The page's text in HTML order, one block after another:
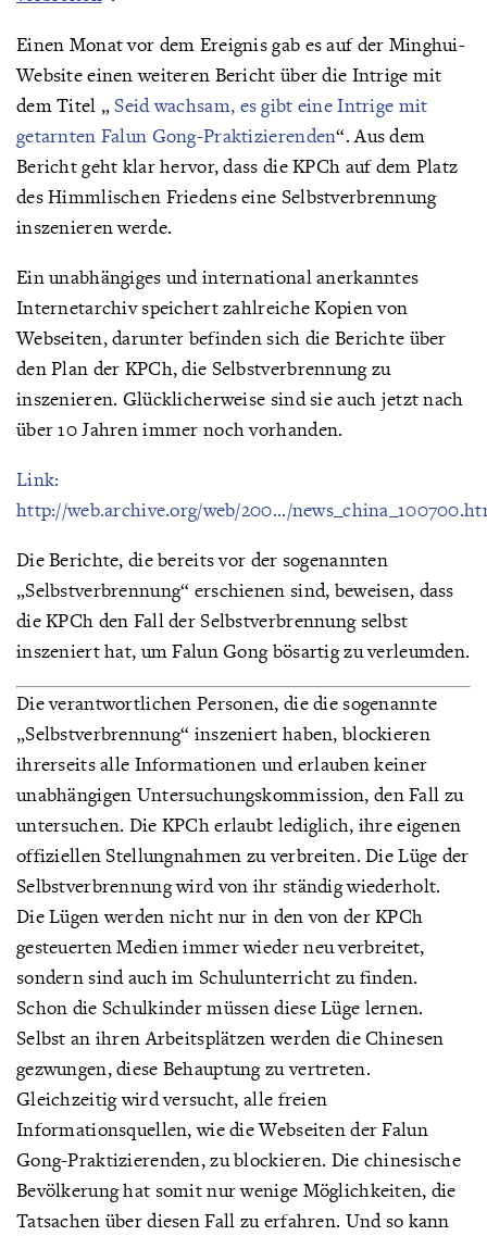
Einen Monat vor dem Ereignis gab es auf der Minghui-
Website einen weiteren Bericht über die Intrige mit
dem Titel „Seid wachsam, es gibt eine Intrige mit
getarnten Falun Gong-Praktizierenden“. Aus dem
Bericht geht klar hervor, dass die KPCh auf dem Platz
des Himmlischen Friedens eine Selbstverbrennung
inszenieren werde.
Ein unabhängiges und international anerkanntes
Internetarchiv speichert zahlreiche Kopien von
Webseiten, darunter befinden sich die Berichte über
den Plan der KPCh, die Selbstverbrennung zu
inszenieren. Glücklicherweise sind sie auch jetzt nach
über 10 Jahren immer noch vorhanden.
Link:
http://web.archive.org/web/200.../
Die Berichte, die bereits vor der sogenannten
„Selbstverbrennung“ erschienen sind, beweisen, dass
die KPCh den Fall der Selbstverbrennung selbst
inszeniert hat, um Falun Gong bösartig zu verleumden.
Die verantwortlichen Personen, die die sogenannte
„Selbstverbrennung“ inszeniert haben, blockieren
ihrerseits alle Informationen und erlauben keiner
unabhängigen Untersuchungskommission, den Fall zu
untersuchen. Die KPCh erlaubt lediglich, ihre eigenen
offiziellen Stellungnahmen zu verbreiten. Die Lüge der
Selbstverbrennung wird von ihr ständig wiederholt.
Die Lügen werden nicht nur in den von der KPCh
gesteuerten Medien immer wieder neu verbreitet,
sondern sind auch im Schulunterricht zu finden.
Schon die Schulkinder müssen diese Lüge lernen.
Selbst an ihren Arbeitsplätzen werden die Chinesen
gezwungen, diese Behauptung zu vertreten.
Gleichzeitig wird versucht, alle freien
Informationsquellen, wie die Webseiten der Falun
Gong-Praktizierenden, zu blockieren. Die chinesische
Bevölkerung hat somit nur wenige Möglichkeiten, die
Tatsachen über diesen Fall zu erfahren. Und so kann